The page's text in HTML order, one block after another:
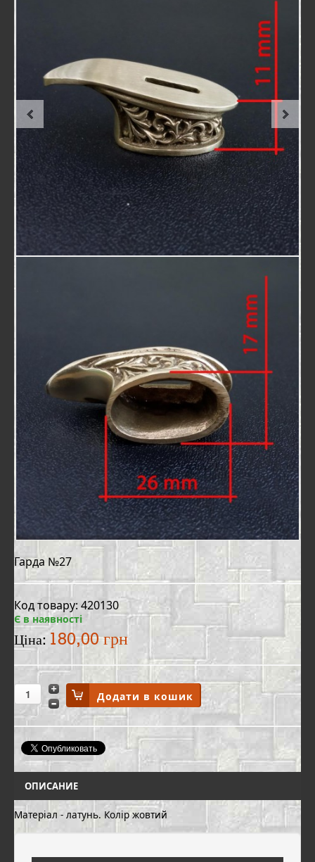
Гарда №27
Код товару: 420130
Є в наявності
Ціна: 180,00 грн
ОПИСАНИЕ
Матеріал - латунь. Колір жовтий